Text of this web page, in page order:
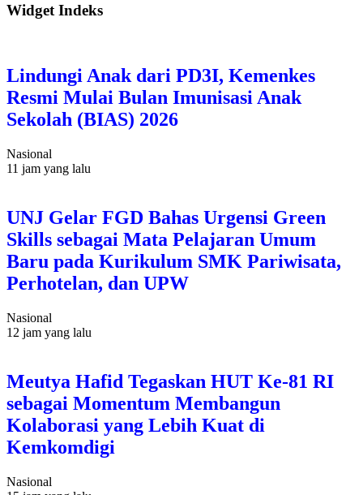
Widget Indeks
Lindungi Anak dari PD3I, Kemenkes
Resmi Mulai Bulan Imunisasi Anak
Sekolah (BIAS) 2026
Nasional
11 jam yang lalu
UNJ Gelar FGD Bahas Urgensi Green
Skills sebagai Mata Pelajaran Umum
Baru pada Kurikulum SMK Pariwisata,
Perhotelan, dan UPW
Nasional
12 jam yang lalu
Meutya Hafid Tegaskan HUT Ke-81 RI
sebagai Momentum Membangun
Kolaborasi yang Lebih Kuat di
Kemkomdigi
Nasional